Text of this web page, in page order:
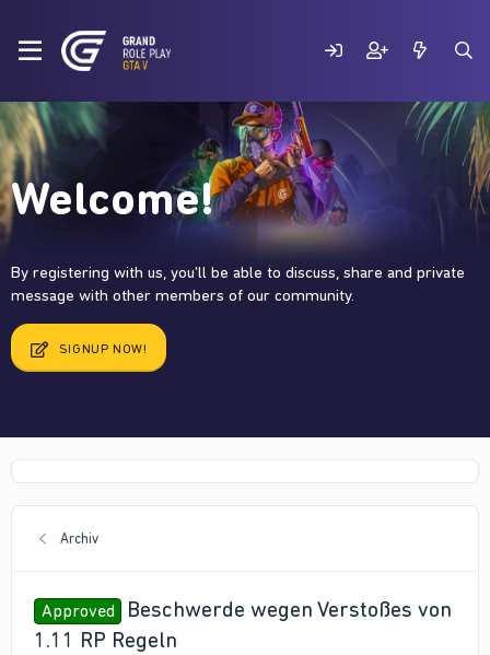
Welcome!
By registering with us, you'll be able to discuss, share and private
message with other members of our community.
SIGNUP NOW!
Archiv
Approved
Beschwerde wegen Verstoßes von
1.11 RP Regeln